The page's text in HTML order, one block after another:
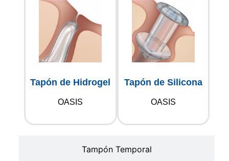
Tampón Temporal
Tapón de Hidrogel
OASIS
Tapón de Silicona
OASIS